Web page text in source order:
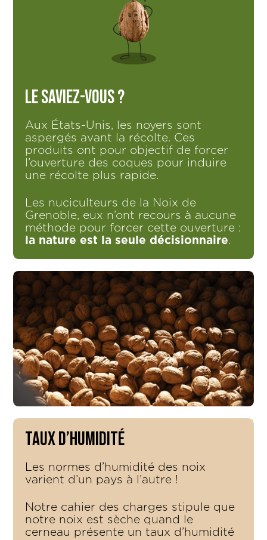
Le saviez-vous ?
Aux États-Unis, les noyers sont
aspergés avant la récolte. Ces
produits ont pour objectif de forcer
l’ouverture des coques pour induire
une récolte plus rapide.
Les nuciculteurs de la Noix de
Grenoble, eux n’ont recours à aucune
méthode pour forcer cette ouverture :
la nature est la seule décisionnaire.
Taux d’humidité
Les normes d’humidité des noix
varient d’un pays à l’autre !
Notre cahier des charges stipule que
notre noix est sèche quand le
cerneau présente un taux d’humidité